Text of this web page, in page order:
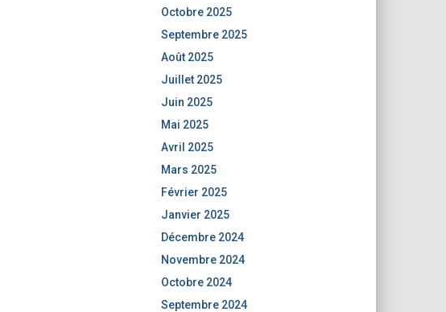
Octobre 2025
Septembre 2025
Août 2025
Juillet 2025
Juin 2025
Mai 2025
Avril 2025
Mars 2025
Février 2025
Janvier 2025
Décembre 2024
Novembre 2024
Octobre 2024
Septembre 2024